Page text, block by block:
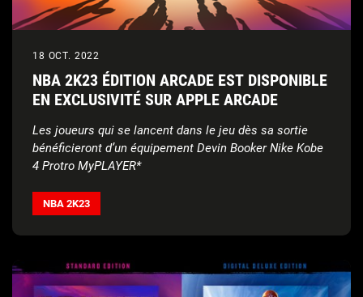
18 OCT. 2022
NBA 2K23 ÉDITION ARCADE EST DISPONIBLE
EN EXCLUSIVITÉ SUR APPLE ARCADE
Les joueurs qui se lancent dans le jeu dès sa sortie
bénéficieront d’un équipement Devin Booker Nike Kobe
4 Protro MyPLAYER*
NBA 2K23